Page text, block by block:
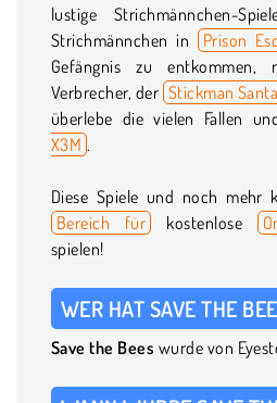
lustige Strichmännchen-
Strichmännchen in
Prison
Gefängnis zu
Verbrecher, der Stickman Santa
überlebe die vielen Fallen
X3M .
Diese Spiele und noch mehr
Bereich für
kostenlose
spielen!
WER HAT SAVE THE
Save the Bees wurde von